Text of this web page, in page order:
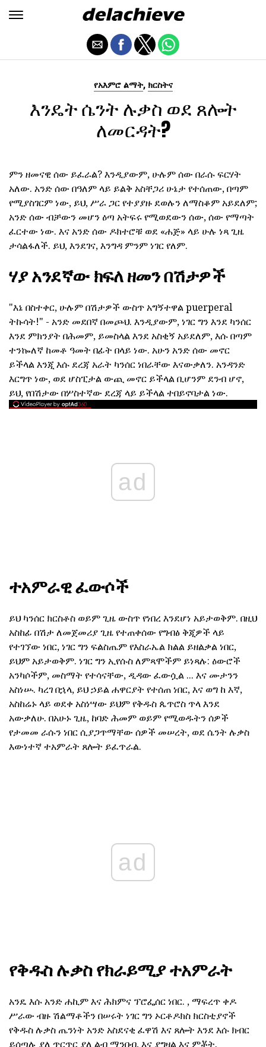
የአእምሮ ልማት, ክርስትና
እንዴት ሴንት ሉቃስ ወደ ጸሎት
ለመርዳት?
ምን ዘመናዊ ሰው ይፈራል? እንዲያውም, ሁሉም ሰው በራሱ ፍርሃት
አለው. አንድ ሰው በዓለም ላይ ይልቅ አስቸጋሪ ሁኔታ የተሰጠው, በጣም
የሚያስገርም ነው, ይህ, ሥራ ጋር የተያያዙ ደወሉን ለማስቆም አይደለም;
አንድ ሰው ብቻውን መሆን ዕጣ አትፍሩ የሚወደውን ሰው, ሰው የማጣት
ፈርተው ነው. እና አንድ ሰው ዶክተሮቹ ወደ «ሐጅ» ላይ ሁሉ ነጻ ጊዜ
ታሳልፋለች. ይህ, እንደገና, እንግዳ ምንም ነገር የለም.
ሃያ አንደኛው ክፍለ ዘመን በሽታዎች
"እኔ በስተቀር, ሁሉም በሽታዎች ውስጥ አግኝተዋል puerperal
ትኩሳት!" - አንድ መደበኛ በመጮህ. እንዲያውም, ነገር ግን እንደ ካንሰር
እንደ ምክንያት በሕመም, ይመስላል እንደ አስቂኝ አይደለም, እሱ በጣም
ተንኰለኛ ከመቶ ዓመት በፊት በላይ ነው. አሁን አንድ ሰው መኖር
ይችላል እንጂ እሱ ደረጃ አራት ካንሰር ነበራቸው እናውቃለን. አንዳንድ
እርግጥ ነው, ወደ ሆስፒታል ውጪ መኖር ይችላል ቢሆንም ደንብ ሆኖ,
ይህ, የበሽታው በሦስተኛው ደረጃ ላይ ይችላል ተበይኖባታል ነው.
ad
ተአምራዊ ፈውሶች
ይህ ካንሰር ክርስቶስ ወይም ጊዜ ውስጥ የነበረ እንደሆነ አይታወቅም. በዚህ
አስከፊ በሽታ ለመጀመሪያ ጊዜ የተጠቀሰው የግብፅ ቅጂዎች ላይ
የተገኘው ነበር, ነገር ግን ፍልስጤም የእስራኤል ክልል ይዘልቃል ነበር,
ይህም አይታወቅም. ነገር ግን ኢየሱስ ለምጻሞችም ይነጻሉ: ዕውሮች
አንካሶችም, መስማት የተሳናቸው, ዲዳው ፈውሷል ... እና ሙታንን
አስነሡ. ካረገ በኋላ, ይህ ኃይል ሐዋርያት የተሰጠ ነበር, እና ወግ ከ እኛ,
አስከሬኑ ላይ ወደቀ አስነሣው ይህም የቅዱስ ጴጥሮስ ጥላ እንደ
አውቃለሁ. በአሁኑ ጊዜ, ከባድ ሕመም ወይም የሚወዱትን ሰዎች
የታመመ ራሱን ነበር ሲያጋጥማቸው ሰዎች መሠረት, ወደ ሴንት ሉቃስ
እውነተኛ ተአምራት ጸሎት ይፈጥራል.
ad
የቅዱስ ሉቃስ የክራይሚያ ተአምራት
አንዴ እሱ አንድ ሐኪም እና ሕክምና ፕሮፌሰር ነበር. , ማፍረጥ ቀዶ
ሥራው ብዙ ሽልማቶችን በሠሩት ነገር ግን ኦርቶዶክስ ክርስቲያኖች
የቅዱስ ሉቃስ ጤንነት አንድ አስደናቂ ፈዋሽ እና ጸሎት እንደ እሱ ክብር
ይሰጣሉ ያለ ጥርጥር ያለ ልብ ማንበብ, እና ያግዛል እና ምቾት.